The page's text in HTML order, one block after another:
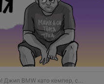
като кемпер, с който да идеш на края на света